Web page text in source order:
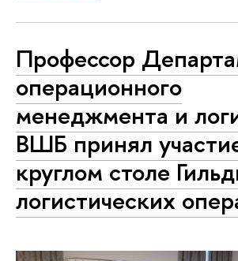
Профессор
операционного
менеджмента и
ВШБ принял
круглом столе
логистических